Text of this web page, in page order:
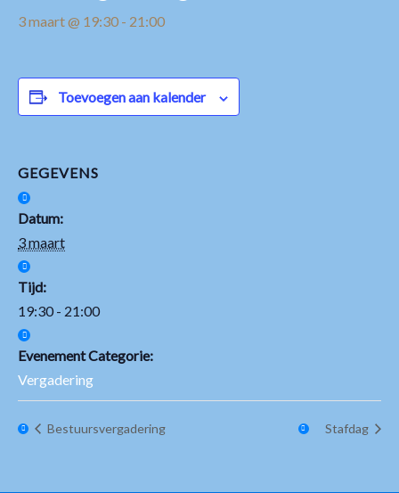
Nieuws
Media
3 maart @ 19:30 - 21:00
Toevoegen aan kalender
GEGEVENS
Datum:
3 maart
Tijd:
19:30 - 21:00
Evenement Categorie:
Vergadering
Bestuursvergadering Stafdag